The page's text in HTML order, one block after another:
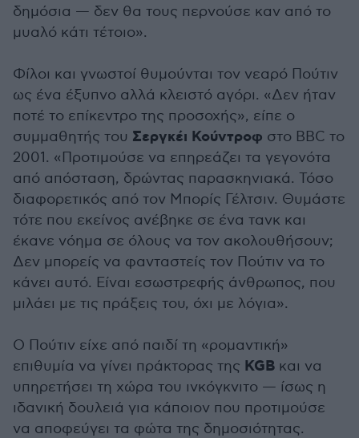
δημόσια — δεν θα τους περνούσε καν από το
μυαλό κάτι τέτοιο».
Φίλοι και γνωστοί θυμούνται τον νεαρό Πούτιν
ως ένα έξυπνο αλλά κλειστό αγόρι. «Δεν ήταν
ποτέ το επίκεντρο της προσοχής», είπε ο
συμμαθητής του Σεργκέι Κούντροφ στο BBC το
2001. «Προτιμούσε να επηρεάζει τα γεγονότα
από απόσταση, δρώντας παρασκηνιακά. Τόσο
διαφορετικός από τον Μπορίς Γέλτσιν. Θυμάστε
τότε που εκείνος ανέβηκε σε ένα τανκ και
έκανε νόημα σε όλους να τον ακολουθήσουν;
Δεν μπορείς να φανταστείς τον Πούτιν να το
κάνει αυτό. Είναι εσωστρεφής άνθρωπος, που
μιλάει με τις πράξεις του, όχι με λόγια».
Ο Πούτιν είχε από παιδί τη «ρομαντική»
επιθυμία να γίνει πράκτορας της KGB και να
υπηρετήσει τη χώρα του ινκόγκνιτο — ίσως η
ιδανική δουλειά για κάποιον που προτιμούσε
να αποφεύγει τα φώτα της δημοσιότητας.